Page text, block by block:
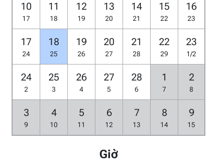
10
17
11
18
12
19
13
20
14
21
15
22
16
23
17
24
18
25
19
26
20
27
21
28
22
29
23
1/2
24
2
25
3
26
4
27
5
28
6
1
7
2
8
3
9
4
10
5
11
6
12
7
13
8
14
9
15
Giờ